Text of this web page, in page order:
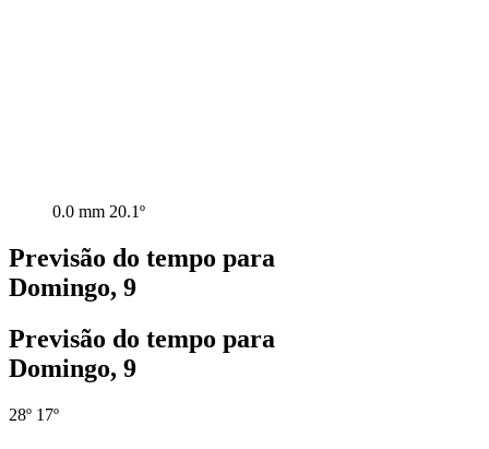
0.0 mm 20.1º
Previsão do tempo para
Domingo, 9
Previsão do tempo para
Domingo, 9
28º 17º